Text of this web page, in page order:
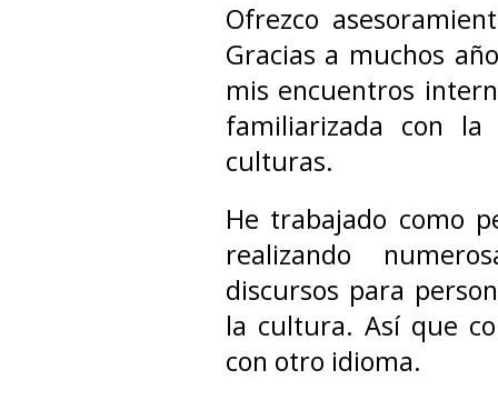
Ofrezco
Gracias a muchos
mis encuentros
familiarizada con
culturas.
He trabajado como
realizando
discursos para
la cultura. Así que
con otro idioma.